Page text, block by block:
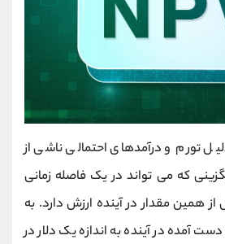
تورم و درآمدهای احتمالی ناشی از
که می تواند در یک فاصله زمانی
همین مقدار در آینده ارزش دارد. به
آمده در آینده به اندازه یک دلار در